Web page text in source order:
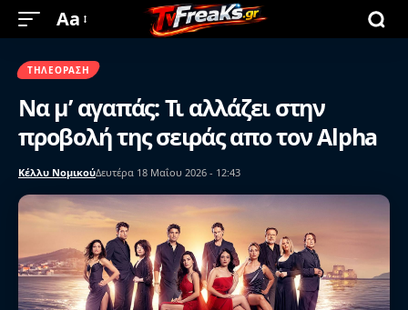
Aa
ΤΗΛΕΌΡΑΣΗ
Να μ’ αγαπάς: Τι αλλάζει στην
προβολή της σειράς απο τον Alpha
Κέλλυ ΝομικούΔευτέρα 18 Μαΐου 2026 - 12:43